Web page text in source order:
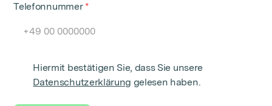
Telefonnummer *
Hiermit bestätigen Sie, dass Sie unsere
Datenschutzerklärung gelesen haben.